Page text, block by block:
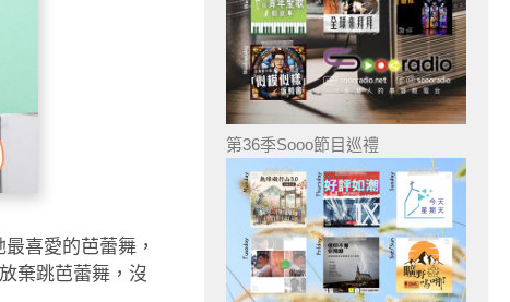
喜愛的芭蕾舞，
棄跳芭蕾舞，沒
第36季Sooo節目巡禮